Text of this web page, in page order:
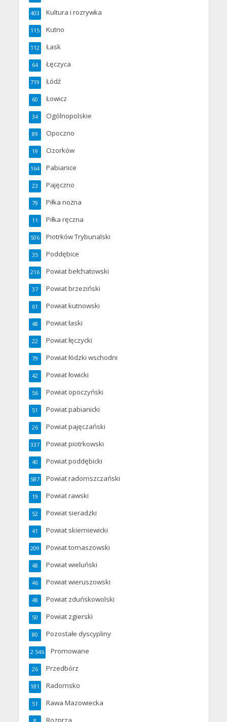
Kultura i rozrywka
403
Kutno
115
Łask
112
Łęczyca
64
Łódź
719
Łowicz
60
Ogólnopolskie
34
Opoczno
89
Ozorków
19
Pabianice
164
Pajęczno
23
Piłka nożna
79
Piłka ręczna
11
Piotrków Trybunalski
506
Poddębice
35
Powiat bełchatowski
216
Powiat brzeziński
37
Powiat kutnowski
61
Powiat łaski
48
Powiat łęczycki
22
Powiat łódzki wschodni
79
Powiat łowicki
42
Powiat opoczyński
56
Powiat pabianicki
51
Powiat pajęczański
26
Powiat piotrkowski
337
Powiat poddębicki
40
Powiat radomszczański
587
Powiat rawski
19
Powiat sieradzki
52
Powiat skierniewicki
41
Powiat tomaszowski
209
Powiat wieluński
48
Powiat wieruszowski
46
Powiat zduńskowolski
48
Powiat zgierski
50
Pozostałe dyscypliny
80
Promowane
2 546
Przedbórz
26
Radomsko
181
Rawa Mazowiecka
51
Rozprza